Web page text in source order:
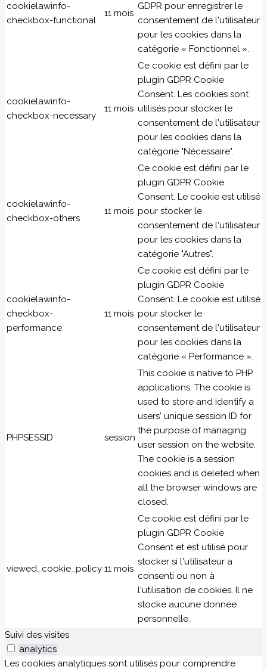
cookielawinfo-
checkbox-functional
11 mois
GDPR pour enregistrer le
consentement de l'utilisateur
pour les cookies dans la
catégorie « Fonctionnel ».
cookielawinfo-
checkbox-necessary
11 mois
Ce cookie est défini par le
plugin GDPR Cookie
Consent. Les cookies sont
utilisés pour stocker le
consentement de l'utilisateur
pour les cookies dans la
catégorie "Nécessaire".
cookielawinfo-
checkbox-others
11 mois
Ce cookie est défini par le
plugin GDPR Cookie
Consent. Le cookie est utilisé
pour stocker le
consentement de l'utilisateur
pour les cookies dans la
catégorie "Autres".
cookielawinfo-
checkbox-
performance
11 mois
Ce cookie est défini par le
plugin GDPR Cookie
Consent. Le cookie est utilisé
pour stocker le
consentement de l'utilisateur
pour les cookies dans la
catégorie « Performance ».
PHPSESSID session
This cookie is native to PHP
applications. The cookie is
used to store and identify a
users' unique session ID for
the purpose of managing
user session on the website.
The cookie is a session
cookies and is deleted when
all the browser windows are
closed.
viewed_cookie_policy 11 mois
Ce cookie est défini par le
plugin GDPR Cookie
Consent et est utilisé pour
stocker si l'utilisateur a
consenti ou non à
l'utilisation de cookies. Il ne
stocke aucune donnée
personnelle.
Suivi des visites
analytics
Les cookies analytiques sont utilisés pour comprendre